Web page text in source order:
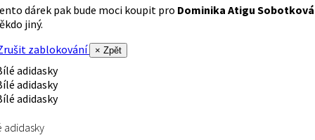
dárek pak bude moci koupit pro Dominika Atigu Sobotková
jiný.
zablokování
× Zpět
adidasky